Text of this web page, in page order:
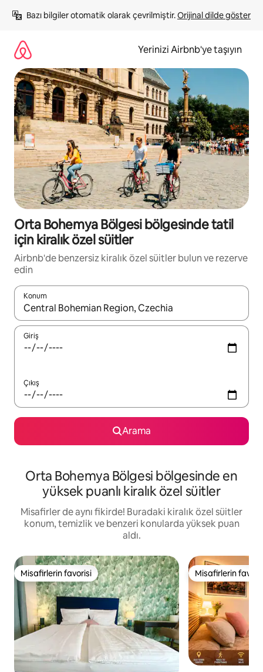
atla
Bazı bilgiler otomatik olarak çevrilmiştir. Orijinal dilde göster
Yerinizi Airbnb'ye taşıyın
Orta Bohemya Bölgesi bölgesinde tatil
için kiralık özel süitler
Airbnb'de benzersiz kiralık özel süitler bulun ve rezerve
edin
Konum
Sonuçlar kullanılabilir olduğunda yukarı ve aşağı oklarıyla
Giriş
Çıkış
Arama
Orta Bohemya Bölgesi bölgesinde en
yüksek puanlı kiralık özel süitler
Misafirler de aynı fikirde! Buradaki kiralık özel süitler
konum, temizlik ve benzeri konularda yüksek puan
aldı.
Misafirlerin favorisi
Misafirlerin favorisi Misafirlerin
Misafirlerin